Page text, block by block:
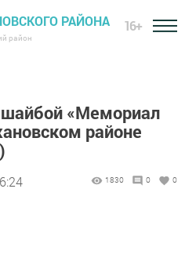
РАЙОНА
район
16+
шайбой «Мемориал
районе
1830 0 0